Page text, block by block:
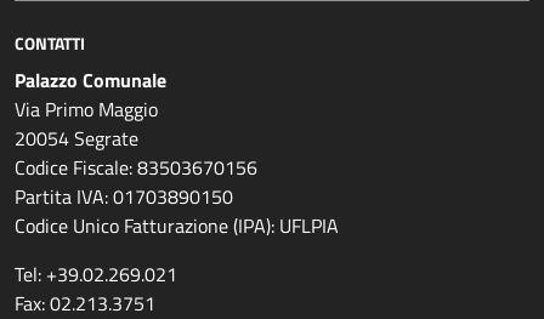
CONTATTI
Palazzo Comunale
Via Primo Maggio
20054 Segrate
Codice Fiscale: 83503670156
Partita IVA: 01703890150
Codice Unico Fatturazione (IPA): UFLPIA
Tel: +39.02.269.021
Fax: 02.213.3751